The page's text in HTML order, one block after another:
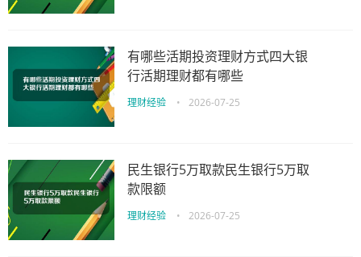
有哪些活期投资理财方式四大银
行活期理财都有哪些
理财经验 • 2026-07-25
民生银行5万取款民生银行5万取
款限额
理财经验 • 2026-07-25